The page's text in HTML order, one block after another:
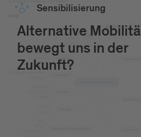
Sen­si­bi­li­sie­rung
Alternative
bewegt uns in der
Zukunft?